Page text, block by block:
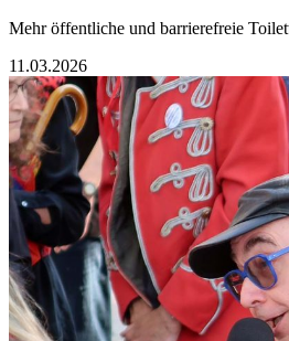
Mehr öffentliche und barrierefreie
11.03.2026